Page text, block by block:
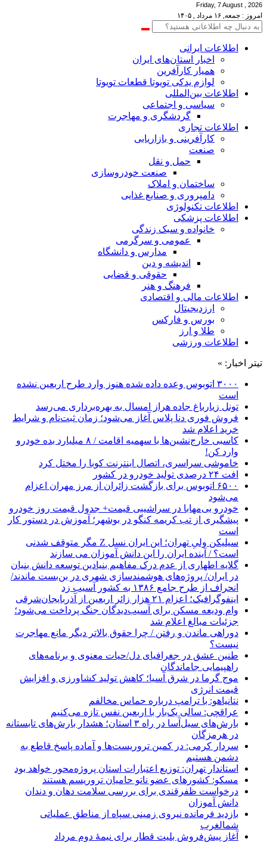
Friday, 7 August , 2026
امروز : جمعه, ۱۶ مرداد , ۱۴۰۵
اطلاعات‌ ‎ایرانی
اخبار استان‌های ایران
همیار کارآفرین
لوازم یدکی تویوتا قطعات تویوتا
اطلاعات بین‌المللی
سیاسی و اجتماعی
گردشگری و مهاجرت
اطلاعات تجاری
کارآفرینی و بازاریابی
صنعت
حمل و نقل
صنعت خودروسازی
ساختمان و املاک
دامپروری و صنایع غذایی
اطلاعات تکنولوژی
اطلاعات پزشکی
خانواده و سبک زندگی
عمومی و سرگرمی
مدارس و دانشگاه
اندیشه و دین
حقوقی و قضایی
فرهنگ و هنر
اطلاعات مالی و اقتصادی
ارزدیجیتال
بورس و فارکس
طلا و ارز
اطلاعات ورزشی
تیتر اخبار: »
۳۰۰۰ اتوبوس وعده داده شده هنوز وارد طرح اربعین نشده
است
تونل زیارباغ جاده هراز امسال به بهره‌برداری می‌رسد
فروش فوری دنا پلاس آغاز می‌شود؛ زمان ثبت‌نام و شرایط
خرید اعلام شد
کاسبی خارج‌نشین‌ها با سهمیه اقامت / ۸ میلیارد بده خودرو
وارد کن!
خاموشی سراسری، اتصال اینترنت کوبا را مختل کرد
افت ۲۴ درصدی تولید خودرو در کشور
۶۵۰۰ اتوبوس برای بازگشت زائران از مرز مهران اعزام
می‌شود
خودرو بی‌مهابا در سراشیبی قیمت+ جدول قیمت روز خودرو
پیشگیری از تب کریمه کنگو در بوشهر؛ آموزش در دستور کار
است
سیلیکن ولیِ تهران؛ این ایران نسل Z مگر متوقف شدنی
است؟ / آینده ایران را این دانش آموزان می سازند
گلایه اطهاری از عدم درک مفاهیم بنیادین توسعه دانش بنیان
در ایران/ پروژه‌های هوشمندسازی شهری در بن‌بست ماندند/
انحراف از طرح جامع ۱۳۸۶ به کشور آسیب زد
اینفوگرافیک؛ اعزام ۲۱ هزار زائر اربعین از آذربایجان‌شرقی
وام ودیعه مسکن برای آسیب‌دیدگان جنگ پرداخت می‌شود؛
جزئیات مبالغ اعلام شد
دوراهی ماندن و رفتن / چرا حقوق بالاتر دیگر مانع مهاجرت
نیست؟
طنین عشق در جغرافیای دل/حیات معنوی و برنامه‌های
راهپیمایی جاماندگان
موج گرما در شرق آسیا؛ کاهش تولید کشاورزی و افزایش
قیمت انرژی
نتانیاهو: با ترامپ درباره حماس مخالفم
عراقچی: سالی یک‌بار با اربعین نفس تازه می‌کنیم
بارش‌های سیل‌آسا در راه ۳ استان؛ هشدار بارش‌های تابستانه
در هرمزگان
سردار کرمی: در کمین تروریست‌ها و آماده پاسخ قاطع به
دشمن هستیم
استاندار تهران: توزیع اعتبارات استان پروژه‌محور خواهد بود
مسکو: کشورهای عضو ناتو حامیان تروریسم هستند
درخواست ظفرقندی برای بررسی سلامت دهان و دندان
دانش آموزان
بازدید فرمانده نیروی زمینی سپاه از مناطق عملیاتی
شمالغرب
آغاز پیش‌فروش بلیت قطار برای نیمۀ دوم مرداد